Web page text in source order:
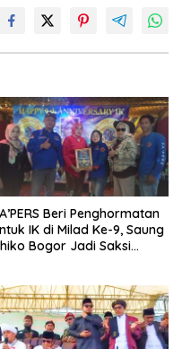
Beri Penghormatan
IK di Milad Ke-9, Saung
Bogor Jadi Saksi